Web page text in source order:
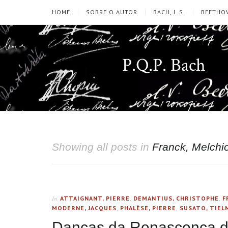
HOME SOBRE O AUTOR BACH, J. S.
P.Q.P. Bach
Showing all posts in Franck,
In ATTAIGNANT, PIERRE DEMANTIUS, CHRISTOPHE
MODERNE, JACQUES PHALÈSE, PIERRE SUSATO,